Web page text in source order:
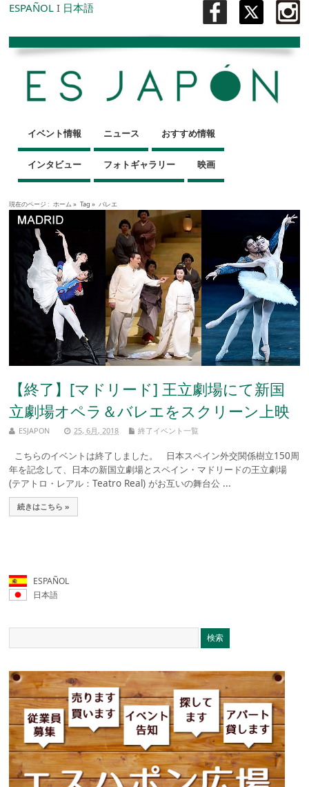
ESPAÑOL I 日本語
イベント情報 ニュース おすすめ情報
インタビュー フォトギャラリー 映画
現在のページ : ホーム » Tag » バレエ
【終了】[マドリード] 王立劇場にて新国
立劇場オペラ＆バレエをスクリーン上映
ESJAPON 25, 6月, 2018 終了イベント一覧
こちらのイベントは終了しました。 日本スペイン外交関係樹立150周
年を記念して、日本の新国立劇場とスペイン・マドリードの王立劇場
(テアトロ・レアル：Teatro Real) がお互いの舞台公 ...
続きはこちら »
ESPAÑOL
日本語